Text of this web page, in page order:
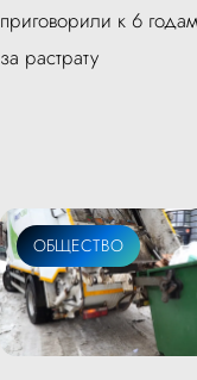
приговорили к 6 годам
за растрату
ОБЩЕСТВО